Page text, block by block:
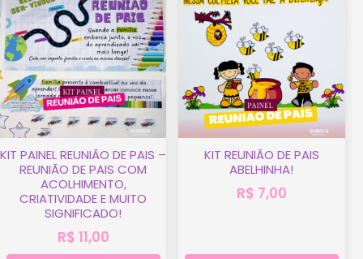
KIT PAINEL REUNIÃO DE PAIS –
REUNIÃO DE PAIS COM
ACOLHIMENTO,
CRIATIVIDADE E MUITO
SIGNIFICADO!
R$ 11,00
KIT REUNIÃO DE PAIS
ABELHINHA!
R$ 7,00